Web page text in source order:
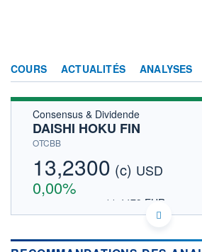
COURS ACTUALITÉS ANALYSES
Consensus & Dividende
DAISHI HOKU FIN
OTCBB
13,2300 (c) USD
0,00%
11,4479 EUR
DONNÉES TEMPS DIFFÉRÉ